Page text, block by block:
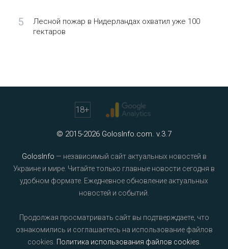
5
Лесной пожар в Нидерландах охватил уже 100
гектаров
18+
© 2015-2026 GolosInfo.com. v.3.7
GolosInfo — независимый сайт актуальных новостей в
Украине и мире. Читайте только главные новости сегодня в
удобном формате. Ежедневное обновление актуальных
новостей и событий.
Продолжая просматривать сайт вы подтверждаете, что
ознакомились и соглашаетесь на использование файлов
cookies. Политика использования файлов cookies